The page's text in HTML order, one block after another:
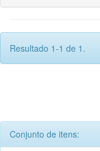
Resultado 1-1 de 1.
Conjunto de itens: